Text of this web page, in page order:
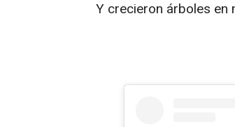
Y crecieron árboles en